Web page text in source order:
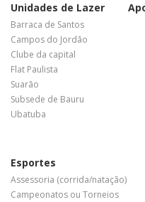
Unidades de Lazer
Barraca de Santos
Campos do Jordão
Clube da capital
Flat Paulista
Suarão
Subsede de Bauru
Ubatuba
Esportes
Assessoria (corrida/natação)
Campeonatos ou Torneios